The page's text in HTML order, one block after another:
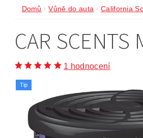
OCHRANY OSOBNÍCH
Domů Vůně do auta California
CAR SCENTS
1 hodnocení
Tip